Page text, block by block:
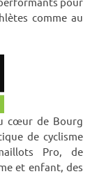
comme au
cœur de Bourg
de cyclisme
Pro, de
et enfant, des